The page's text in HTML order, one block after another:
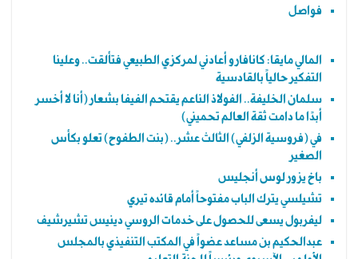
فواصل
المالي مايقا: كانافارو أعادني لمركزي الطبيعي فتألقت.. وعلينا
التفكير حالياً بالقادسية
سلمان الخليفة.. الفولاذ الناعم يقتحم الفيفا بشعار (أنا لا أخسر
أبدًا ما دامت ثقة العالم تحميني)
في (فروسية الزلفي) الثالث عشر.. (بنت الطفوح) تعلو بكأس
الصغير
باخ يزور لوس أنجليس
تشيلسي يترك الباب مفتوحاً أمام قائده تيري
ليفربول يسعى للحصول على خدمات الروسي دينيس تشيرشيف
عبدالحكيم بن مساعد عضواً في المكتب التنفيذي بالمجلس